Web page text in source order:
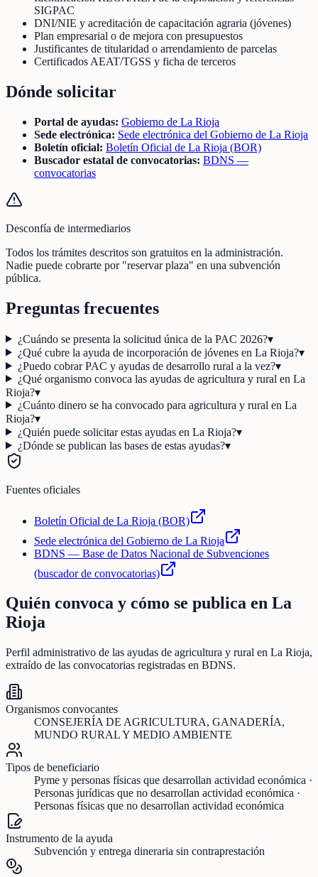
SIGPAC
DNI/NIE y acreditación de capacitación agraria (jóvenes)
Plan empresarial o de mejora con presupuestos
Justificantes de titularidad o arrendamiento de parcelas
Certificados AEAT/TGSS y ficha de terceros
Dónde solicitar
Portal de ayudas: Gobierno de La Rioja
Sede electrónica: Sede electrónica del Gobierno de La Rioja
Boletín oficial: Boletín Oficial de La Rioja (BOR)
Buscador estatal de convocatorias: BDNS —
convocatorias
Desconfía de intermediarios
Todos los trámites descritos son gratuitos en la administración.
Nadie puede cobrarte por "reservar plaza" en una subvención
pública.
Preguntas frecuentes
¿Cuándo se presenta la solicitud única de la PAC 2026?▾
¿Qué cubre la ayuda de incorporación de jóvenes en La Rioja?▾
¿Puedo cobrar PAC y ayudas de desarrollo rural a la vez?▾
¿Qué organismo convoca las ayudas de agricultura y rural en La
Rioja?▾
¿Cuánto dinero se ha convocado para agricultura y rural en La
Rioja?▾
¿Quién puede solicitar estas ayudas en La Rioja?▾
¿Dónde se publican las bases de estas ayudas?▾
Fuentes oficiales
Boletín Oficial de La Rioja (BOR)
Sede electrónica del Gobierno de La Rioja
BDNS — Base de Datos Nacional de Subvenciones
(buscador de convocatorias)
Quién convoca y cómo se publica en La
Rioja
Perfil administrativo de las ayudas de agricultura y rural en La Rioja,
extraído de las convocatorias registradas en BDNS.
Organismos convocantes
CONSEJERÍA DE AGRICULTURA, GANADERÍA,
MUNDO RURAL Y MEDIO AMBIENTE
Tipos de beneficiario
Pyme y personas físicas que desarrollan actividad económica ·
Personas jurídicas que no desarrollan actividad económica ·
Personas físicas que no desarrollan actividad económica
Instrumento de la ayuda
Subvención y entrega dineraria sin contraprestación